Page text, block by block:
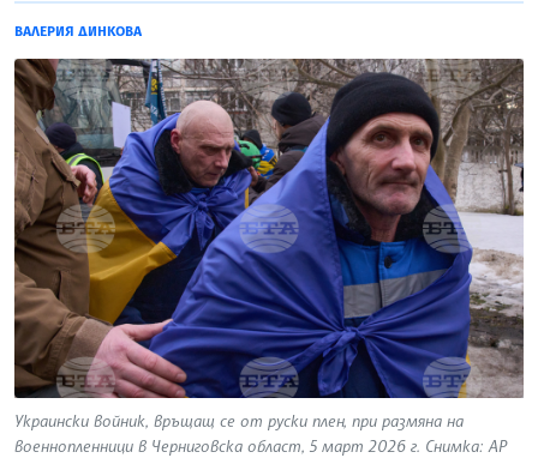
ВАЛЕРИЯ ДИНКОВА
Украински войник, връщащ се от руски плен, при размяна на
военнопленници в Черниговска област, 5 март 2026 г. Снимка: AP